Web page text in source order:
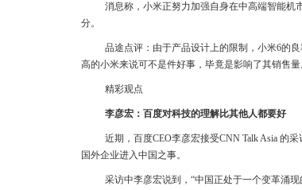
消息称，小米正努力加强自身在中高端智能机
分。
品途点评：由于产品设计上的限制，小米6的
高的小米来说可不是件好事，毕竟是影响了其销售量
精彩观点
李彦宏：百度对科技的理解比其他人都要好
近期，百度CEO李彦宏接受CNN Talk Asia 的
国外企业进入中国之事。
采访中李彦宏说到，“中国正处于一个变革涌